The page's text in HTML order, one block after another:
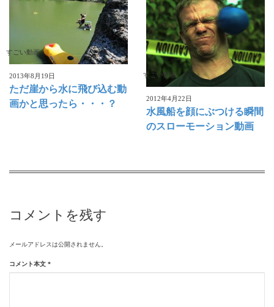
すごい動画
2013年8月19日
ただ崖から水に飛び込む動
画かと思ったら・・・？
すごい動画
2012年4月22日
水風船を顔にぶつける瞬間
のスローモーション動画
コメントを残す
メールアドレスは公開されません。
コメント本文 *